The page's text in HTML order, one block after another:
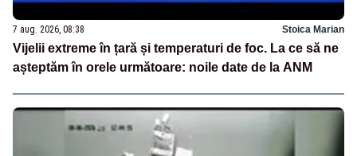
7 aug. 2026, 08:38 Stoica Marian
Vijelii extreme în țară și temperaturi de foc. La ce să ne
așteptăm în orele următoare: noile date de la ANM